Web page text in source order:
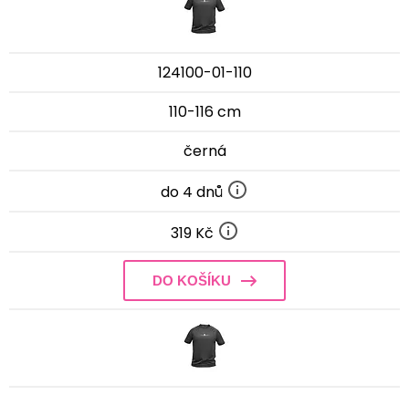
124100-01-110
110-116 cm
černá
do 4 dnů
319 Kč
DO KOŠÍKU